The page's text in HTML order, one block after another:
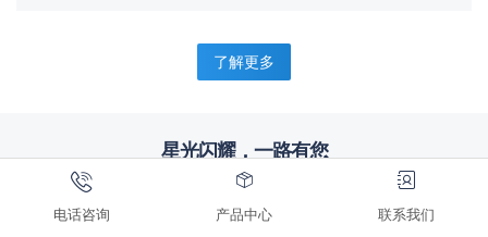
了解更多
星光闪耀，一路有您
电话咨询
产品中心 联系我们